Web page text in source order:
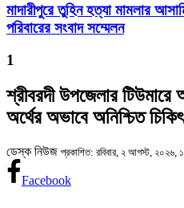
মাদারীপুরে তুহিন হত্যা মামলার
পরিবারের সংবাদ সম্মেলন
1
শ্রীবরদী উপজেলার
অর্থের অভাবে অনিশ্চিত
ডেস্ক নিউজ প্রকাশিত: রবিবার, ২ আগস্ট, ২০২৬,
Facebook